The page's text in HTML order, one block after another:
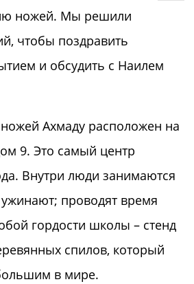
ножей. Мы решили
чтобы поздравить
и обсудить с Наилем
Ахмаду расположен на
9. Это самый центр
Внутри люди занимаются
проводят время
гордости школы – стенд
спилов, который
в мире.